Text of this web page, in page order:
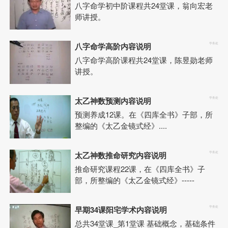
八字命学初中阶课程共24堂课，翁向宏老
师讲授。
学务处
八字命学高阶内容说明
八字命学高阶课程共24堂课，陈昱勋老师
讲授。
学务处
太乙神数预测内容说明
预测养成12课。在《四库全书》子部，所
整编的《太乙金镜式经》....
学务处
太乙神数推命研究内容说明
推命研究课程22课，在《四库全书》子
部，所整编的《太乙金镜式经》-----
学务处
早期34课阳宅学术内容说明
总共34堂课_第1堂课 基础概念，基础条件